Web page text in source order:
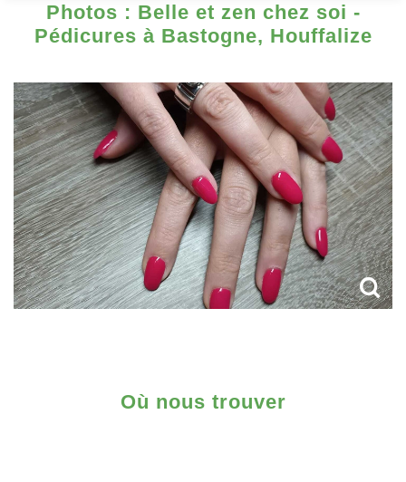
Photos : Belle et zen chez soi -
Pédicures à Bastogne, Houffalize
Où nous trouver